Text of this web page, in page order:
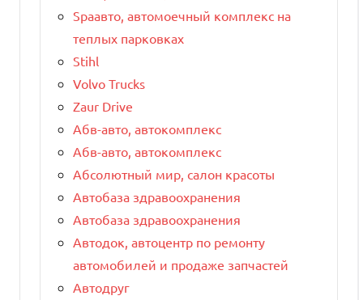
Spaавто, автомоечный комплекс на
теплых парковках
Stihl
Volvo Trucks
Zaur Drive
Абв-авто, автокомплекс
Абв-авто, автокомплекс
Абсолютный мир, салон красоты
Автобаза здравоохранения
Автобаза здравоохранения
Автодок, автоцентр по ремонту
автомобилей и продаже запчастей
Автодруг